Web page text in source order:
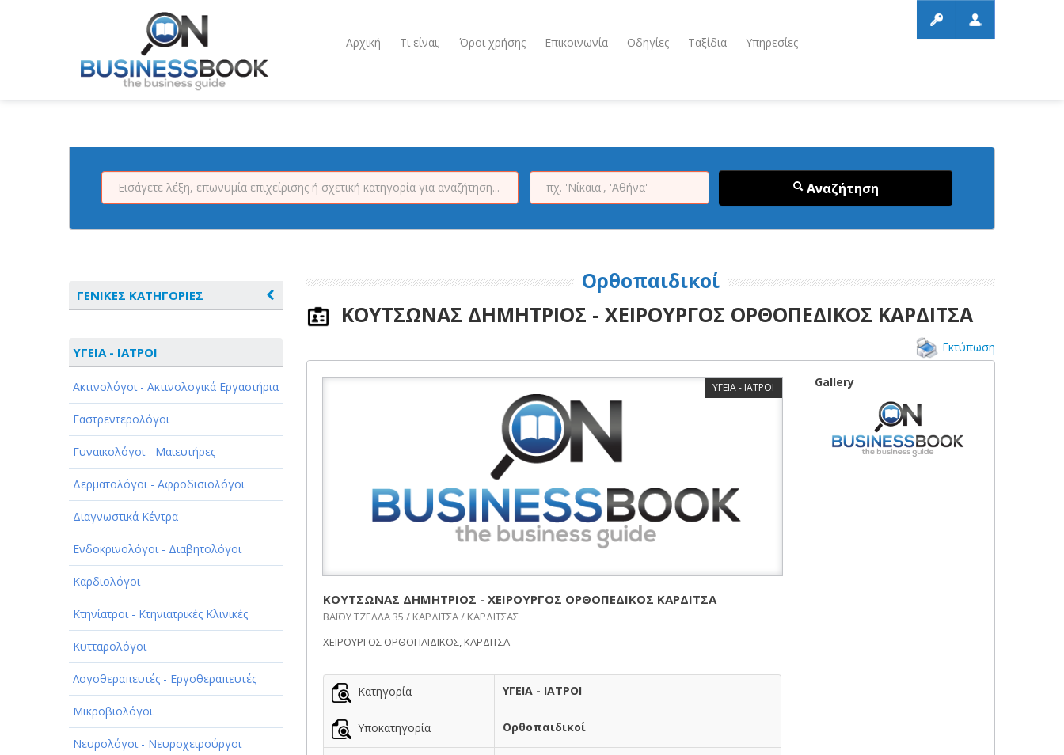
Αρχική Τι είναι; Όροι χρήσης Επικοινωνία Οδηγίες Ταξίδια Υπηρεσίες
Αναζήτηση
ΓΕΝΙΚΕΣ ΚΑΤΗΓΟΡΙΕΣ
ΑΘΛΗΤΙΣΜΟΣ
ΑΥΤΟΚΙΝΗΤΑ - ΜΗΧΑΝΕΣ - ΣΚΑΦΗ
ΔΙΑΣΚΕΔΑΣΗ - ΨΥΧΑΓΩΓΙΑ - ΤΕΧΝΕΣ
ΔΙΑΦΗΜΙΣΗ - ΜΜΕ
ΕΚΚΛΗΣΙΕΣ - ΦΙΛΑΝΘΡΩΠΙΚΑ
ΣΩΜΑΤΕΙΑ
ΕΚΠΑΙΔΕΥΣΗ - ΣΧΟΛΕΣ
ΕΜΠΟΡΙΟ - ΕΜΠΟΡΙΚΑ ΚΑΤΑΣΤΗΜΑΤΑ
ΕΡΓΟΣΤΑΣΙΑ - ΒΙΟΜΗΧΑΝΙΕΣ
ΞΕΝΟΔΟΧΕΙΑ - ΤΟΥΡΙΣΜΟΣ
ΟΜΟΡΦΙΑ
ΠΑΡΟΧΗ ΥΠΗΡΕΣΙΩΝ
ΤΕΧΝΙΚΑ - ΚΑΤΑΣΚΕΥΑΣΤΙΚΑ
ΥΓΕΙΑ - ΙΑΤΡΟΙ
Ακτινολόγοι - Ακτινολογικά Εργαστήρια
Γαστρεντερολόγοι
Γυναικολόγοι - Μαιευτήρες
Δερματολόγοι - Αφροδισιολόγοι
Διαγνωστικά Κέντρα
Ενδοκρινολόγοι - Διαβητολόγοι
Καρδιολόγοι
Κτηνίατροι - Κτηνιατρικές Κλινικές
Κυτταρολόγοι
Λογοθεραπευτές - Εργοθεραπευτές
Μικροβιολόγοι
Νευρολόγοι - Νευροχειρούργοι
Ορθοπαιδικοί
ΚΟΥΤΣΩΝΑΣ ΔΗΜΗΤΡΙΟΣ - ΧΕΙΡΟΥΡΓΟΣ ΟΡΘΟΠΕΔΙΚΟΣ ΚΑΡΔΙΤΣΑ
Εκτύπωση
ΥΓΕΙΑ - ΙΑΤΡΟΙ
ΚΟΥΤΣΩΝΑΣ ΔΗΜΗΤΡΙΟΣ - ΧΕΙΡΟΥΡΓΟΣ ΟΡΘΟΠΕΔΙΚΟΣ ΚΑΡΔΙΤΣΑ
ΒΑΪΟΥ ΤΖΕΛΛΑ 35 / ΚΑΡΔΙΤΣΑ / ΚΑΡΔΙΤΣΑΣ
ΧΕΙΡΟΥΡΓΟΣ ΟΡΘΟΠΑΙΔΙΚΟΣ, ΚΑΡΔΙΤΣΑ
Κατηγορία ΥΓΕΙΑ - ΙΑΤΡΟΙ
Υποκατηγορία Ορθοπαιδικοί
Gallery